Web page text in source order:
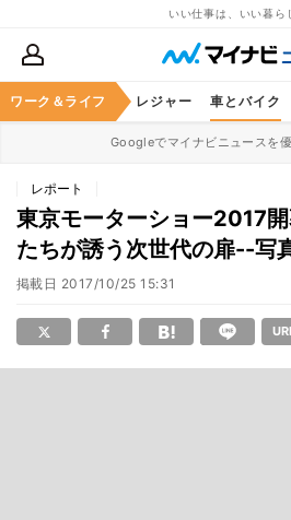
いい仕事は、いい暮ら
ワーク＆ライフ
スケア グルメ レジャー 車とバイク
Googleでマイナビニュースを
レポート
東京モーターショー2017
たちが誘う次世代の扉--写
掲載日 2017/10/25 15:31